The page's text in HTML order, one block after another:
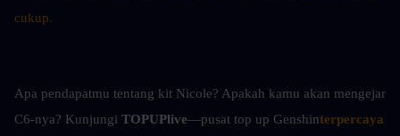
cukup.
Apa pendapatmu tentang kit Nicole? Apakah kamu akan mengejar
C6-nya? Kunjungi TOPUPlive—pusat top up Genshinterpercaya